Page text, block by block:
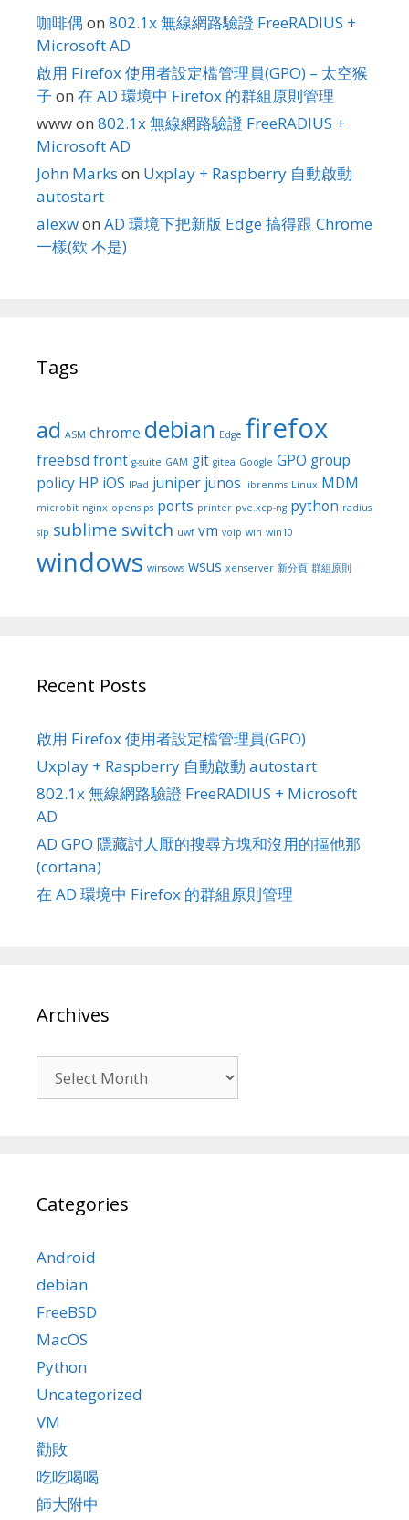
咖啡偶 on 802.1x 無線網路驗證 FreeRADIUS +
Microsoft AD
啟用 Firefox 使用者設定檔管理員(GPO) – 太空猴
子 on 在 AD 環境中 Firefox 的群組原則管理
wwwon 802.1x 無線網路驗證 FreeRADIUS +
Microsoft AD
John Marks on Uxplay + Raspberry 自動啟動
autostart
alexwon AD 環境下把新版 Edge 搞得跟 Chrome
一樣(欸 不是)
Tags
ad ASM chrome debian Edge firefox
freebsd front g-suite GAM git gitea Google GPO group
policy HP iOS IPad juniper junos librenms Linux MDM
microbit nginx opensips ports printer pve.xcp-ng python radius
sip sublime switch uwf vm voip win win10
windows winsows wsus xenserver 新分頁 群組原則
Recent Posts
啟用 Firefox 使用者設定檔管理員(GPO)
Uxplay + Raspberry 自動啟動 autostart
802.1x 無線網路驗證 FreeRADIUS + Microsoft
AD
AD GPO 隱藏討人厭的搜尋方塊和沒用的摳他那
(cortana)
在 AD 環境中 Firefox 的群組原則管理
Archives
Categories
Android
debian
FreeBSD
MacOS
Python
Uncategorized
VM
勸敗
吃吃喝喝
師大附中